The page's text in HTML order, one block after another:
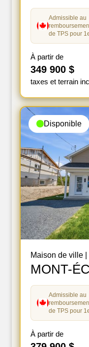
Admissible au
de TPS pour
À partir de
349 900 $
taxes et terrain
Disponible
Maison de ville
MONT-
Admissible au
de TPS pour
À partir de